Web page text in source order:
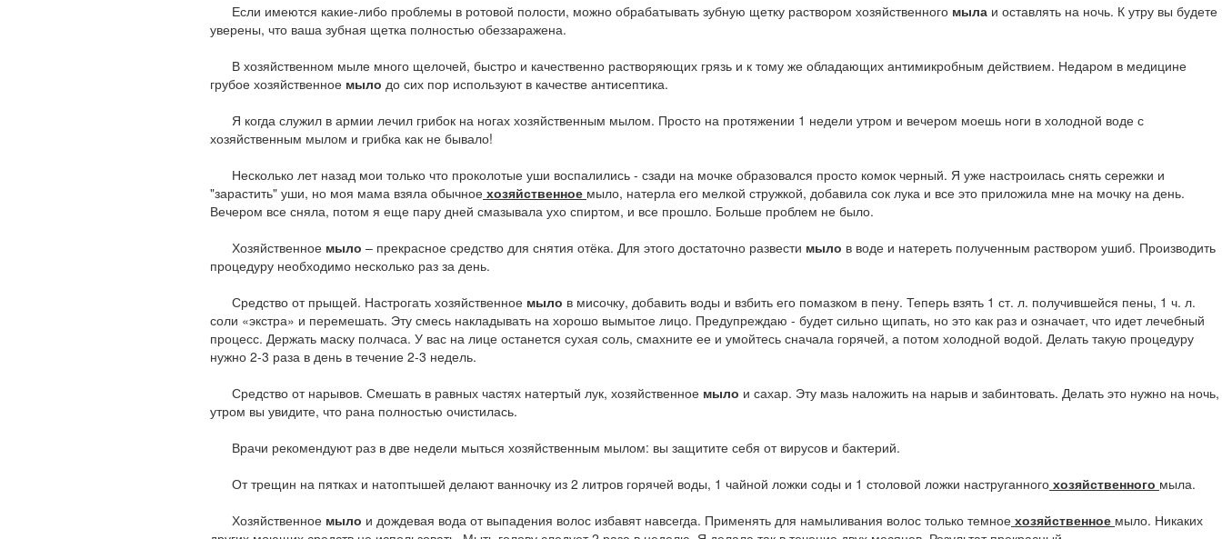
Если имеются какие-либо проблемы в ротовой полости, можно обрабатывать зубную щетку раствором хозяйственного мыла и оставлять на ночь. К утру вы будете
уверены, что ваша зубная щетка полностью обеззаражена.
В хозяйственном мыле много щелочей, быстро и качественно растворяющих грязь и к тому же обладающих антимикробным действием. Недаром в медицине
грубое хозяйственное мыло до сих пор используют в качестве антисептика.
Я когда служил в армии лечил грибок на ногах хозяйственным мылом. Просто на протяжении 1 недели утром и вечером моешь ноги в холодной воде с
хозяйственным мылом и грибка как не бывало!
Несколько лет назад мои только что проколотые уши воспалились - сзади на мочке образовался просто комок черный. Я уже настроилась снять сережки и
"зарастить" уши, но моя мама взяла обычное хозяйственное мыло, натерла его мелкой стружкой, добавила сок лука и все это приложила мне на мочку на день.
Вечером все сняла, потом я еще пару дней смазывала ухо спиртом, и все прошло. Больше проблем не было.
Хозяйственное мыло– прекрасное средство для снятия отёка. Для этого достаточно развести мыло в воде и натереть полученным раствором ушиб. Производить
процедуру необходимо несколько раз за день.
Средство от прыщей. Настрогать хозяйственное мыло в мисочку, добавить воды и взбить его помазком в пену. Теперь взять 1 ст. л. получившейся пены, 1 ч. л.
соли «экстра» и перемешать. Эту смесь накладывать на хорошо вымытое лицо. Предупреждаю - будет сильно щипать, но это как раз и означает, что идет лечебный
процесс. Держать маску полчаса. У вас на лице останется сухая соль, смахните ее и умойтесь сначала горячей, а потом холодной водой. Делать такую процедуру
нужно 2-3 раза в день в течение 2-3 недель.
Средство от нарывов. Смешать в равных частях натертый лук, хозяйственное мыло и сахар. Эту мазь наложить на нарыв и забинтовать. Делать это нужно на ночь,
утром вы увидите, что рана полностью очистилась.
Врачи рекомендуют раз в две недели мыться хозяйственным мылом: вы защитите себя от вирусов и бактерий.
От трещин на пятках и натоптышей делают ванночку из 2 литров горячей воды, 1 чайной ложки соды и 1 столовой ложки наструганного хозяйственного мыла.
Хозяйственное мыло и дождевая вода от выпадения волос избавят навсегда. Применять для намыливания волос только темное хозяйственное мыло. Никаких